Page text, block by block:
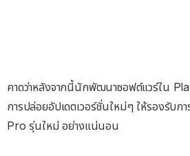
คาดว่าหลังจากนี้นักพัฒนาซอฟต์แวร์ใน
การปล่อยอัปเดตเวอร์ชั่นใหม่ๆ ให้รองรับ
Pro รุ่นใหม่ อย่างแน่นอน